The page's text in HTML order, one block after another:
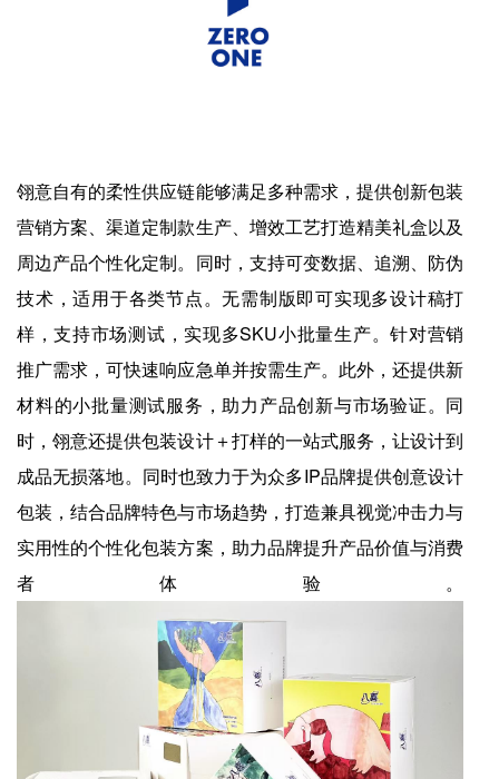
翎意自有的柔性供应链能够满足多种需求，提供创新包装
营销方案、渠道定制款生产、增效工艺打造精美礼盒以及
周边产品个性化定制。同时，支持可变数据、追溯、防伪
技术，适用于各类节点。无需制版即可实现多设计稿打
样，支持市场测试，实现多SKU小批量生产。针对营销
推广需求，可快速响应急单并按需生产。此外，还提供新
材料的小批量测试服务，助力产品创新与市场验证。同
时，翎意还提供包装设计＋打样的一站式服务，让设计到
成品无损落地。同时也致力于为众多IP品牌提供创意设计
包装，结合品牌特色与市场趋势，打造兼具视觉冲击力与
实用性的个性化包装方案，助力品牌提升产品价值与消费
者体验。